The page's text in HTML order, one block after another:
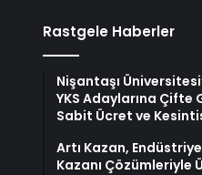
Rastgele Haberler
Nişantaşı
YKS Adaylarına Çifte
Sabit Ücret ve
Artı Kazan,
Kazanı Çözümleriyle